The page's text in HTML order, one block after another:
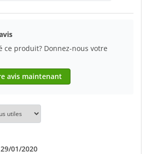
ce produit? Donnez-nous votre
avis maintenant
29/01/2020